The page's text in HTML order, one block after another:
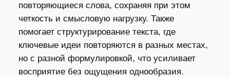
повторяющиеся слова, сохраняя при этом
четкость и смысловую нагрузку. Также
помогает структурирование текста, где
ключевые идеи повторяются в разных местах,
но с разной формулировкой, что усиливает
восприятие без ощущения однообразия.